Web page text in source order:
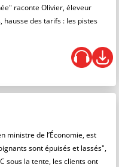
raconte Olivier, éleveur
hausse des tarifs : les pistes
ministre de l’Économie, est
sont épuisés et lassés",
sous la tente, les clients ont